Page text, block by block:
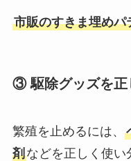
市販のすきま埋めパ
③ 駆除グッズを正
繁殖を止めるには、
剤などを正しく使い